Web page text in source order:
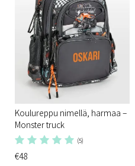
Koulureppu nimellä, harmaa –
Monster truck
(5)
€48